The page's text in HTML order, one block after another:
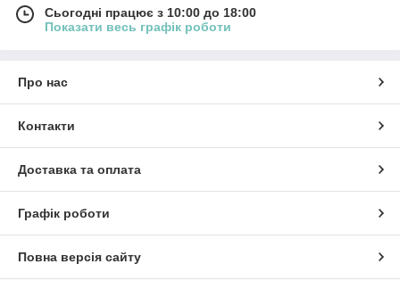
Сьогодні працює з 10:00 до 18:00
Показати весь графік роботи
Про нас
Контакти
Доставка та оплата
Графік роботи
Повна версія сайту